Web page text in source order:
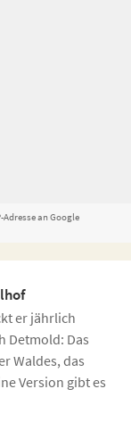
an Google
er jährlich
Detmold: Das
Waldes, das
Version gibt es